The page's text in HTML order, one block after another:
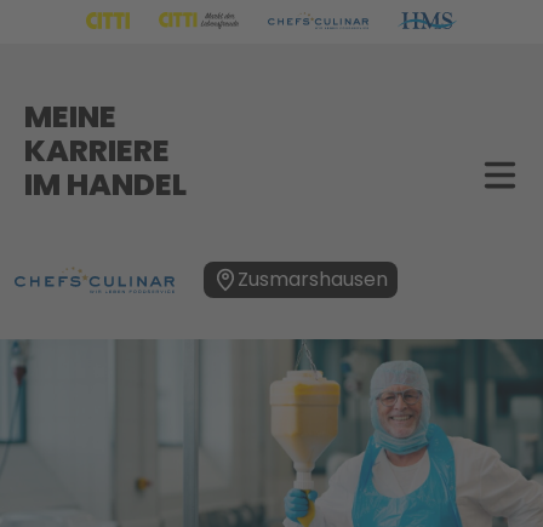
MEINE
KARRIERE
IM HANDEL
Zusmarshausen